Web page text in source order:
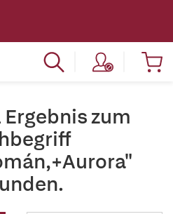
Ergebnis zum